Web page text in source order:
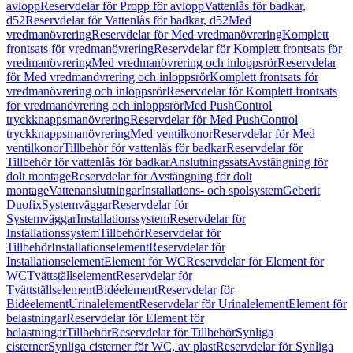
avloppReservdelar för Propp för avloppVattenlås för badkar,
d52Reservdelar för Vattenlås för badkar, d52Med
vredmanövreringReservdelar för Med vredmanövreringKomplett
frontsats för vredmanövreringReservdelar för Komplett frontsats för
vredmanövreringMed vredmanövrering och inloppsrörReservdelar
för Med vredmanövrering och inloppsrörKomplett frontsats för
vredmanövrering och inloppsrörReservdelar för Komplett frontsats
för vredmanövrering och inloppsrörMed PushControl
tryckknappsmanövreringReservdelar för Med PushControl
tryckknappsmanövreringMed ventilkonorReservdelar för Med
ventilkonorTillbehör för vattenlås för badkarReservdelar för
Tillbehör för vattenlås för badkarAnslutningssatsAvstängning för
dolt montageReservdelar för Avstängning för dolt
montageVattenanslutningarInstallations- och spolsystemGeberit
DuofixSystemväggarReservdelar för
SystemväggarInstallationssystemReservdelar för
InstallationssystemTillbehörReservdelar för
TillbehörInstallationselementReservdelar för
InstallationselementElement för WCReservdelar för Element för
WCTvättställselementReservdelar för
TvättställselementBidéelementReservdelar för
BidéelementUrinalelementReservdelar för UrinalelementElement för
belastningarReservdelar för Element för
belastningarTillbehörReservdelar för TillbehörSynliga
cisternerSynliga cisterner för WC, av plastReservdelar för Synliga